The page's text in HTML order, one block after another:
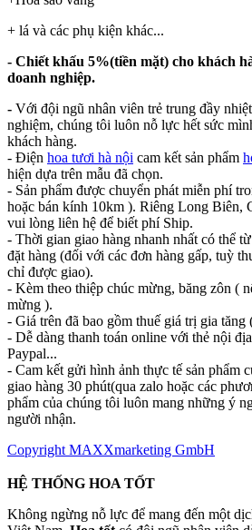
+ lá và các phụ kiện khác...
- Chiết khấu 5%(tiền mặt) cho khách
doanh nghiệp.
- Với đội ngũ nhân viên trẻ trung đầy
nghiệm, chúng tôi luôn nỗ lực hết sức
khách hàng.
- Điện hoa tươi hà nội cam kết sản phẩm
hiện dựa trên mẫu đã chọn.
- Sản phẩm được chuyển phát miễn phí
hoặc bán kính 10km ). Riêng Long Biên,
vui lòng liên hệ để biết phí Ship.
- Thời gian giao hàng nhanh nhất có thể
đặt hàng (đối với các đơn hàng gấp, tuỳ
chỉ được giao).
- Kèm theo thiệp chúc mừng, băng zôn (
mừng ).
- Giá trên đã bao gồm thuế giá trị gia tăng
- Dễ dàng thanh toán online với thẻ nội
Paypal...
- Cam kết gửi hình ảnh thực tế sản phẩm
giao hàng 30 phút(qua zalo hoặc các
phẩm của chúng tôi luôn mang những ý
người nhận.
Copyright MAXXmarketing GmbH
HỆ THỐNG HOA TỐT
Không ngừng nỗ lực để mang đến một